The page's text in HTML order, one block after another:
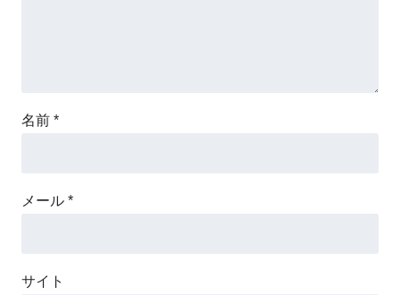
名前 *
メール *
サイト